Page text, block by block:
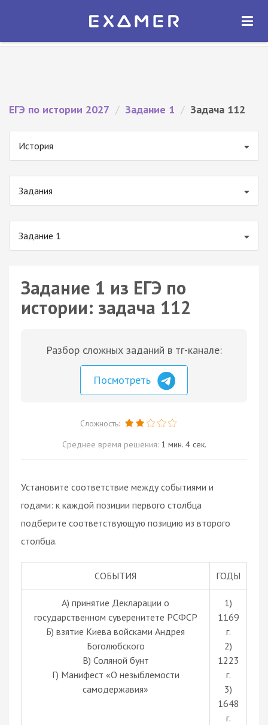
Экзамер — ЕГЭ 2027
ОТКРЫТЬ
ЕГЭ по истории 2027 / Задание 1 / Задача 112
История
Задания
Задание 1
Задание 1 из ЕГЭ по
истории: задача 112
Разбор сложных заданий в тг-канале:
Посмотреть
Сложность:
Среднее время решения: 1 мин. 4 сек.
Установите соответствие между событиями и
годами: к каждой позиции первого столбца
подберите соответствующую позицию из второго
столбца.
СОБЫТИЯ ГОДЫ
A) принятие Декларации о
государственном суверенитете РСФСР
Б) взятие Киева войсками Андрея
Боголюбского
В) Соляной бунт
Г) Манифест «О незыблемости
самодержавия»
1)
1169
г.
2)
1223
г.
3)
1648
г.